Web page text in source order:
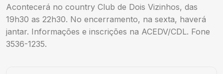
Acontecerá no country Club de Dois Vizinhos, das
19h30 as 22h30. No encerramento, na sexta, haverá
jantar. Informações e inscrições na ACEDV/CDL. Fone
3536-1235.